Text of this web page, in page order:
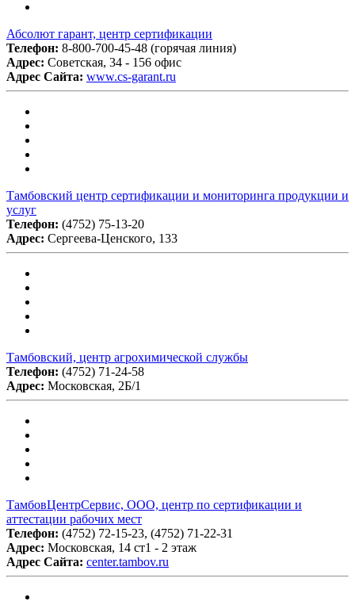
Абсолют гарант, центр сертификации
Телефон: 8-800-700-45-48 (горячая линия)
Адрес: Советская, 34 - 156 офис
Адрес Сайта: www.cs-garant.ru
Тамбовский центр сертификации и мониторинга продукции и
услуг
Телефон: (4752) 75-13-20
Адрес: Сергеева-Ценского, 133
Тамбовский, центр агрохимической службы
Телефон: (4752) 71-24-58
Адрес: Московская, 2Б/1
ТамбовЦентрСервис, ООО, центр по сертификации и
аттестации рабочих мест
Телефон: (4752) 72-15-23, (4752) 71-22-31
Адрес: Московская, 14 ст1 - 2 этаж
Адрес Сайта: center.tambov.ru